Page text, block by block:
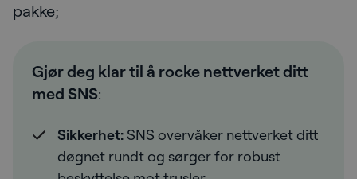
pakke;
Gjør deg klar til å rocke nettverket ditt
med SNS:
Sikkerhet: SNS overvåker nettverket ditt
døgnet rundt og sørger for robust